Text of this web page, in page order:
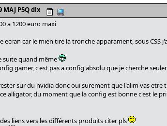
P5Q dlx
a 1200 euro maxi
ecran car le mien tire la tronche apparament, sous CSS
suite quand même
gamer, c'est pas a config absolu que je cherche
sur du nvidia donc oui surement que l'alim vas etre
alligator, du moment que la config est bonne c'est le
liens vers les différents produits citer pls